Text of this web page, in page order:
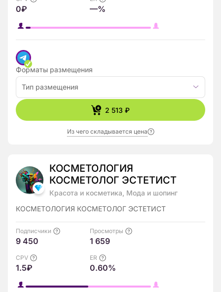
0₽ —%
Форматы размещения
Тип размещения
2 513 ₽
Из чего складывается цена
КОСМЕТОЛОГИЯ
КОСМЕТОЛОГ ЭСТЕТИСТ
Красота и косметика, Мода и шопинг
КОСМЕТОЛОГИЯ КОСМЕТОЛОГ ЭСТЕТИСТ
Подписчики
9 450
Просмотры
1 659
CPV
1.5₽
ER
0.60%